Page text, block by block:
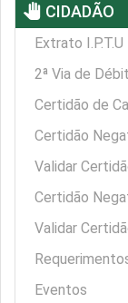
pan_tool CIDADÃO
Extrato I.P.T.U
2ª Via de
Certidão de
Certidão
Validar
Certidão
Validar
Eventos